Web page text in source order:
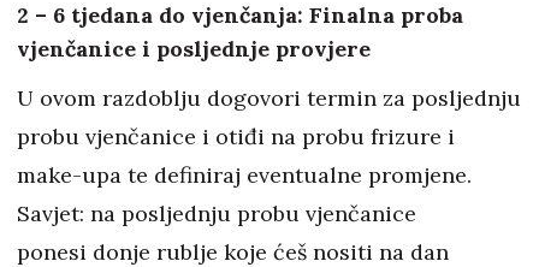
2 – 6 tjedana do vjenčanja: Finalna proba
vjenčanice i posljednje provjere
U ovom razdoblju dogovori termin za posljednju
probu vjenčanice i otiđi na probu frizure i
make-upa te definiraj eventualne promjene.
Savjet: na posljednju probu vjenčanice
ponesi donje rublje koje ćeš nositi na dan